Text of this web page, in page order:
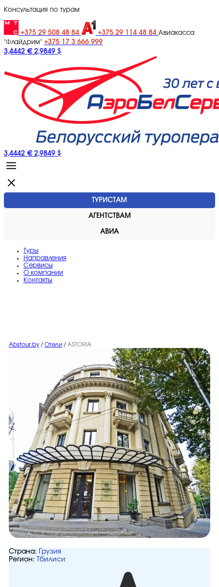
Консультация по турам
+375 29 508 48 84 +375 29 114 48 84 Авиакасса
"Флайдрим" +375 17 3 666 999
3,4442 € 2,9849 $
3,4442 € 2,9849 $
ТУРИСТАМ
АГЕНТСТВАМ
АВИА
Туры
Направления
Сервисы
O компании
Контакты
Abstour.by / Отели / ASTORIA
Страна:
Грузия
Регион:
Тбилиси